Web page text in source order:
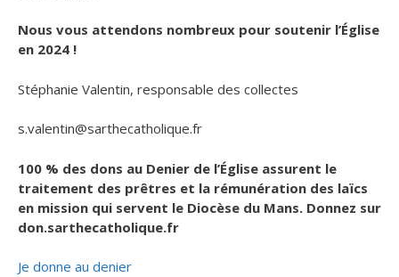
Nous vous attendons nombreux pour soutenir l’Église
en 2024 !
Stéphanie Valentin, responsable des collectes
s.valentin@sarthecatholique.fr
100 % des dons au Denier de l’Église assurent le
traitement des prêtres et la rémunération des laïcs
en mission qui servent le Diocèse du Mans. Donnez sur
don.sarthecatholique.fr
Je donne au denier